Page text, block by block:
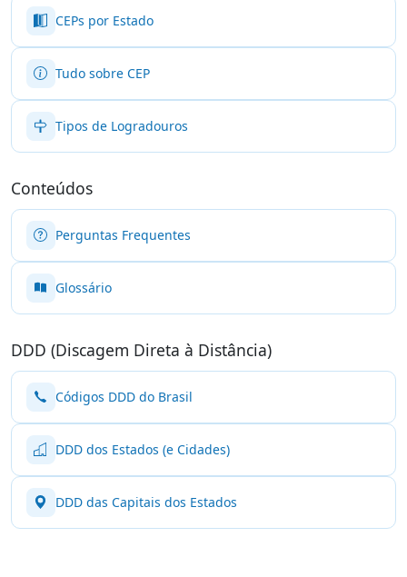
CEPs por Estado
Tudo sobre CEP
Tipos de Logradouros
Conteúdos
Perguntas Frequentes
Glossário
DDD (Discagem Direta à Distância)
Códigos DDD do Brasil
DDD dos Estados (e Cidades)
DDD das Capitais dos Estados